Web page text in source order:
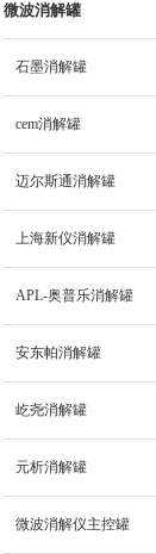
微波消解罐
石墨消解罐
cem消解罐
迈尔斯通消解罐
上海新仪消解罐
APL-奥普乐消解罐
安东帕消解罐
屹尧消解罐
元析消解罐
微波消解仪主控罐